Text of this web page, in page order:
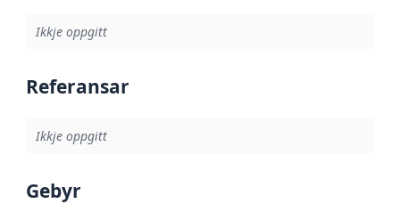
Ikkje oppgitt
Referansar
Ikkje oppgitt
Gebyr